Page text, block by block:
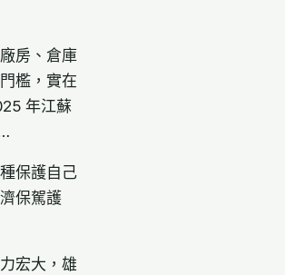
房、倉庫
檻，實在
年江蘇
保護自己
保駕護
宏大，雄